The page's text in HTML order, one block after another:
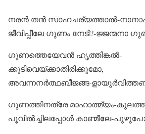
നരൻ തൻ സാഹചര്യത്താൽ-
ജീവിപ്പീലേ ഗുണം നേടി?-ജ്ജന്മനാ
ഗുണത്തെയേവൻ ഹൃത്തിങ്കൽ-
ക്കുടിവെയ്ക്കാതിരിക്കുമോ,
അവന്നനർത്ഥബീജങ്ങ-
ഗുണത്തിനത്രേ മാഹാത്മ്യം-
പൂവിൽച്ചിലപ്പോൾ കാണ്മീലേ-